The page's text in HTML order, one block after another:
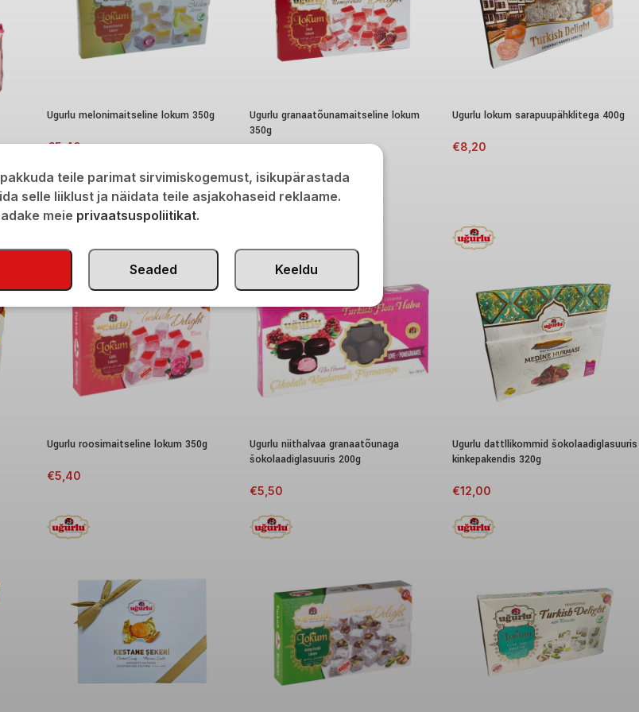
Ugurlu melonimaitseline lokum 350g
€5,40
Ugurlu granaatõunamaitseline lokum
350g
Ugurlu lokum sarapuupähklitega 400g
€8,20
Ugurlu roosimaitseline lokum 350g
€5,40
Ugurlu niithalvaa granaatõunaga
šokolaadiglasuuris 200g
€5,50
Ugurlu dattllikommid šokolaadiglasuuris
kinkepakendis 320g
€12,00
teile parimat sirvimiskogemust, isikupärastada
selle liiklust ja näidata teile asjakohaseid reklaame.
meie privaatsuspoliitikat.
Seaded Keeldu